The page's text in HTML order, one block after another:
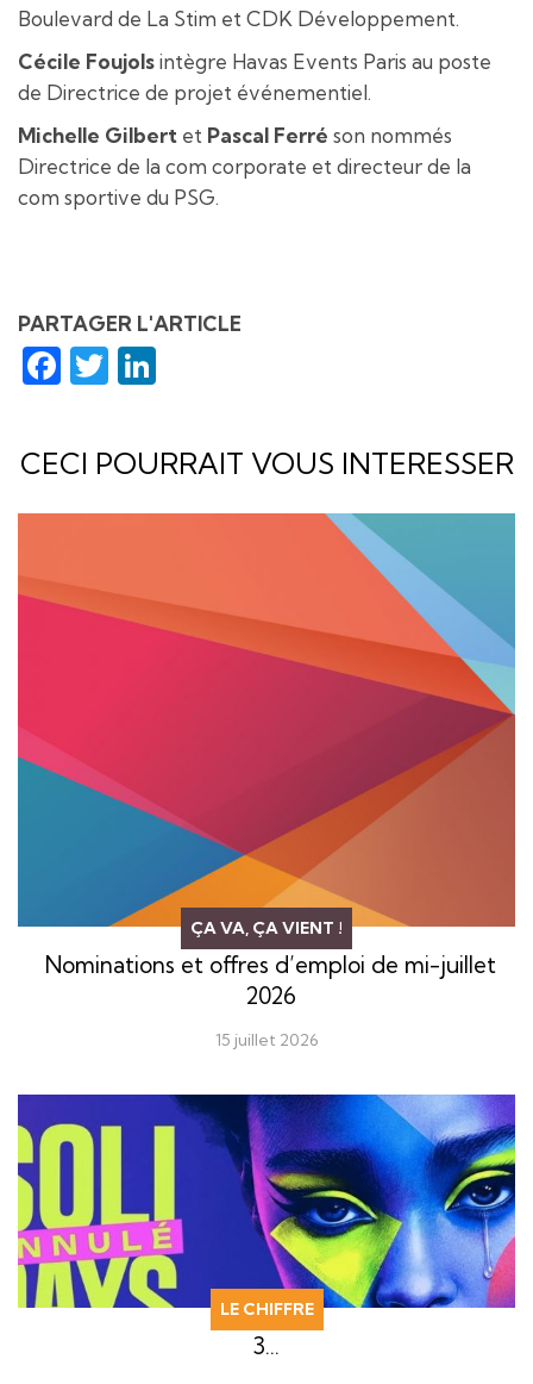
Boulevard de La Stim et CDK Développement.
Cécile Foujolsintègre Havas Events Paris au poste
de Directrice de projet événementiel.
Michelle Gilbert et Pascal Ferré son nommés
Directrice de la com corporate et directeur de la
com sportive du PSG.
PARTAGER L'ARTICLE
Facebook
Twitter
CECI POURRAIT VOUS INTERESSER
ÇA VA, ÇA VIENT !
Nominations et offres d’emploi de mi-juillet
2026
15 juillet 2026
LE CHIFFRE
3…